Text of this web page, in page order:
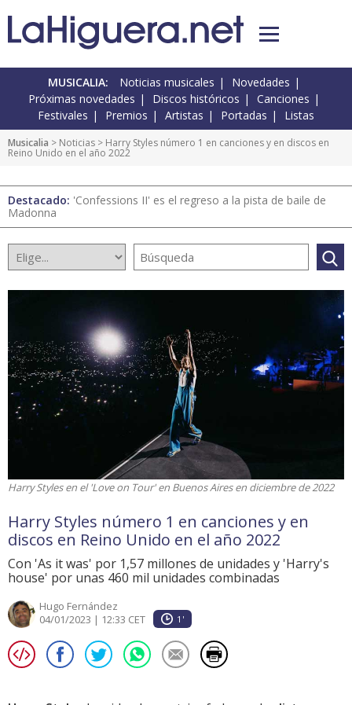
MUSICALIA: Noticias musicales
Novedades
Próximas novedades
Discos históricos
Canciones
Festivales
Premios Artistas Portadas Listas
Musicalia > Noticias > Harry Styles número 1 en canciones y en discos en
Reino Unido en el año 2022
Destacado: 'Confessions II' es el regreso a la pista de baile de
Madonna
Harry Styles en el 'Love on Tour' en Buenos Aires en diciembre de 2022
Harry Styles número 1 en canciones y en
discos en Reino Unido en el año 2022
Con 'As it was' por 1,57 millones de unidades y 'Harry's
house' por unas 460 mil unidades combinadas
Hugo Fernández
04/01/2023 | 12:33 CET
1'